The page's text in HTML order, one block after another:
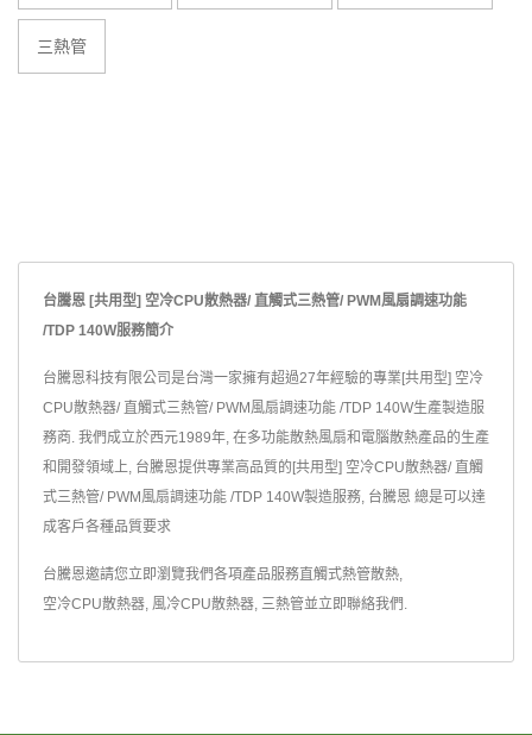
三熱管
台騰恩 [共用型] 空冷CPU散熱器/ 直觸式三熱管/ PWM風扇調速功能
/TDP 140W服務簡介
台騰恩科技有限公司是台灣一家擁有超過27年經驗的專業[共用型] 空冷
CPU散熱器/ 直觸式三熱管/ PWM風扇調速功能 /TDP 140W生產製造服
務商. 我們成立於西元1989年, 在多功能散熱風扇和電腦散熱產品的生產
和開發領域上, 台騰恩提供專業高品質的[共用型] 空冷CPU散熱器/ 直觸
式三熱管/ PWM風扇調速功能 /TDP 140W製造服務, 台騰恩 總是可以達
成客戶各種品質要求
台騰恩邀請您立即瀏覽我們各項產品服務 直觸式熱管散熱,
空冷CPU散熱器, 風冷CPU散熱器, 三熱管並立即聯絡我們.